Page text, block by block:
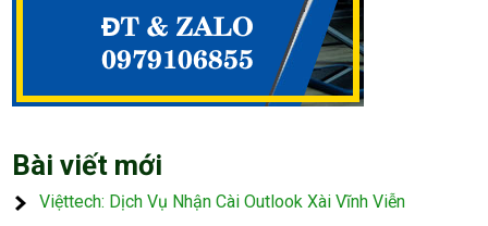
Bài viết mới
Việttech: Dịch Vụ Nhận Cài Outlook Xài Vĩnh Viễn